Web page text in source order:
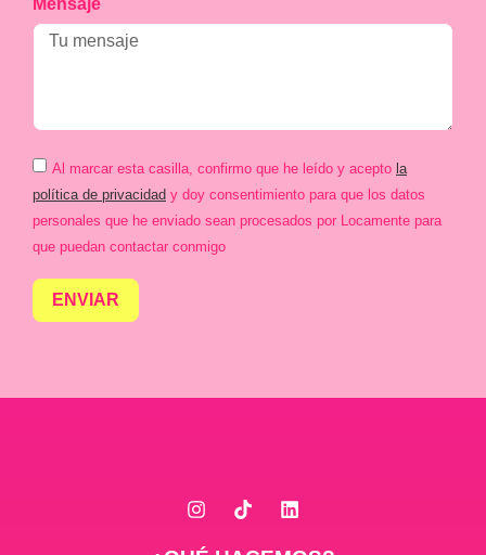
Mensaje
Al marcar esta casilla, confirmo que he leído y acepto la
política de privacidad y doy consentimiento para que los datos
personales que he enviado sean procesados por Locamente para
que puedan contactar conmigo
ENVIAR